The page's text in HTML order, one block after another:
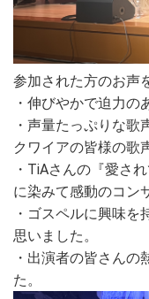
参加された方のお声
・伸びやかで迫力の
・声量たっぷりな歌
クワイアの皆様の歌
・TiAさんの『愛さ
に染みて感動のコン
・ゴスペルに興味を
思いました。
・出演者の皆さん
た。